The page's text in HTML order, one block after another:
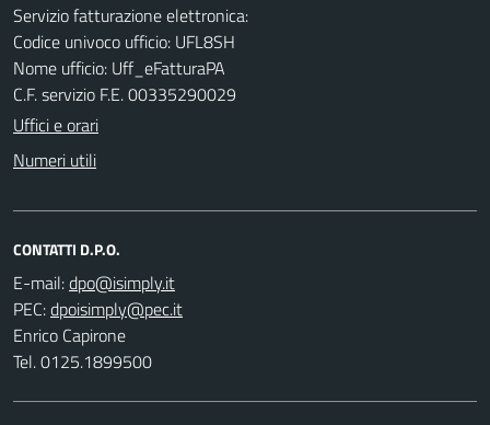
Servizio fatturazione elettronica:
Codice univoco ufficio: UFL8SH
Nome ufficio: Uff_eFatturaPA
C.F. servizio F.E. 00335290029
Uffici e orari
Numeri utili
CONTATTI D.P.O.
E-mail:
PEC:
Enrico Capirone
Tel. 0125.1899500